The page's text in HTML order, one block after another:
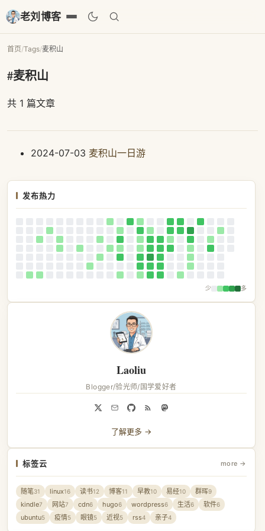
老刘博客
首页/Tags/麦积山
#麦积山
共 1 篇文章
2024-07-03 麦积山一日游
发布热力
少 多
Laoliu
Blogger/验光师/国学爱好者
了解更多 →
标签云 more →
随笔31 linux16 读书12 博客11 早教10 易经10 群晖9
kindle7 网站7 cdn6 hugo6 wordpress6 生活6 软件6
ubuntu5 疫情5 眼镜5 近视5 rss4 亲子4